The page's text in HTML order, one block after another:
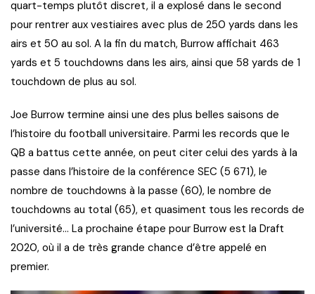
quart-temps plutôt discret, il a explosé dans le second
pour rentrer aux vestiaires avec plus de 250 yards dans les
airs et 50 au sol. A la fin du match, Burrow affichait 463
yards et 5 touchdowns dans les airs, ainsi que 58 yards de 1
touchdown de plus au sol.
Joe Burrow termine ainsi une des plus belles saisons de
l’histoire du football universitaire. Parmi les records que le
QB a battus cette année, on peut citer celui des yards à la
passe dans l’histoire de la conférence SEC (5 671), le
nombre de touchdowns à la passe (60), le nombre de
touchdowns au total (65), et quasiment tous les records de
l’université… La prochaine étape pour Burrow est la Draft
2020, où il a de très grande chance d’être appelé en
premier.